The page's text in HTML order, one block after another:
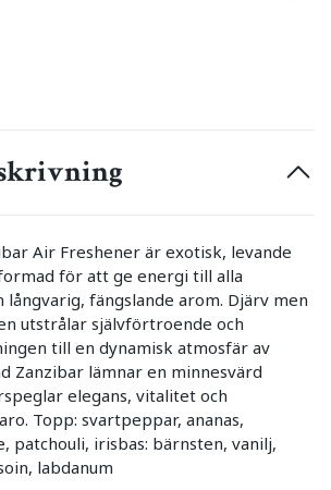
Air Freshener är exotisk, levande
för att ge energi till alla
fängslande arom. Djärv men
utstrålar självförtroende och
till en dynamisk atmosfär av
Zanzibar lämnar en minnesvärd
elegans, vitalitet och
Topp: svartpeppar, ananas,
patchouli, irisbas: bärnsten, vanilj,
labdanum